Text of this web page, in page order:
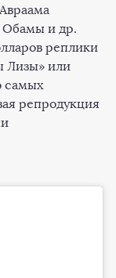
Обамы и др.
реплики
Лизы» или
самых
репродукция